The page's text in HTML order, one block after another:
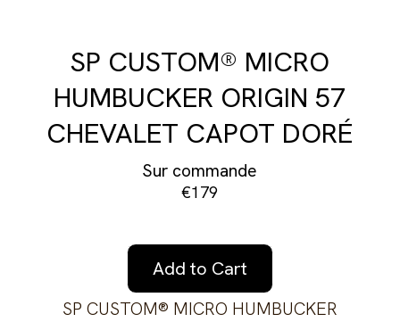
SP CUSTOM® MICRO
HUMBUCKER ORIGIN 57
CHEVALET CAPOT DORÉ
Sur commande
€179
Add to Cart
SP CUSTOM® MICRO HUMBUCKER